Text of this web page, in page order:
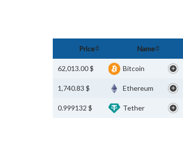
Name
Price
Bitcoin
$ 62,013.00
Ethereum
$ 1,740.83
Tether
$ 0.999132